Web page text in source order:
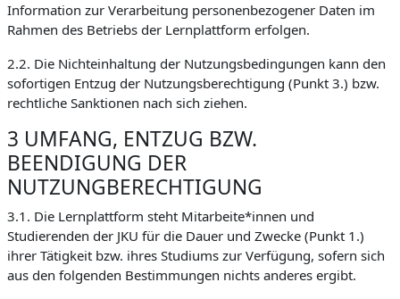
Information zur Verarbeitung personenbezogener Daten im
Rahmen des Betriebs der Lernplattform erfolgen.
2.2. Die Nichteinhaltung der Nutzungsbedingungen kann den
sofortigen Entzug der Nutzungsberechtigung (Punkt 3.) bzw.
rechtliche Sanktionen nach sich ziehen.
3 UMFANG, ENTZUG BZW.
BEENDIGUNG DER
NUTZUNGBERECHTIGUNG
3.1. Die Lernplattform steht Mitarbeite*innen und
Studierenden der JKU für die Dauer und Zwecke (Punkt 1.)
ihrer Tätigkeit bzw. ihres Studiums zur Verfügung, sofern sich
aus den folgenden Bestimmungen nichts anderes ergibt.